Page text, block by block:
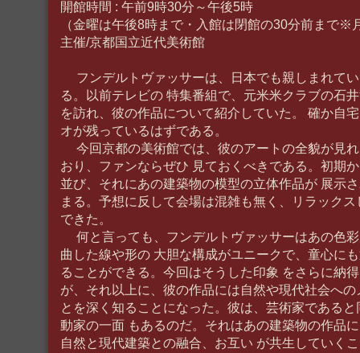
開館時間 : 午前9時30分～午後5時
（金曜は午後8時まで・入館は閉館の30分前まで※
主催/京都国立近代美術館
フンデルトヴァッサーは、日本でも親しまれて
る。以前テレビの 特集番組で、元米米クラブの石
を訪れ、彼の作品について紹介していた。 確か自
オが残っているはずである。
今回京都の美術館では、彼のアートの全貌が見
おり、ファンならぜひ 見ておくべきである。初期
並び、それにあの建築物の模型の立体作品が 展示
まる。予想に反して会場は混雑も無く、リラック
できた。
何と言っても、フンデルトヴァッサーはあの色
曲した線や形の 大胆な構成がユニークで、童心に
ることができる。今回はそうした印象 をさらに納
が、それ以上に、彼の作品には自然や現代社会へ
とを深く知ることになった。彼は、芸術家である
動家の一面 もあるのだ。それはあの建築物の作品
自然と現代建築との融合、お互い が共生していく